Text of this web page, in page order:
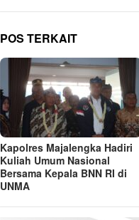
POS TERKAIT
Kapolres Majalengka Hadiri
Kuliah Umum Nasional
Bersama Kepala BNN RI di
UNMA